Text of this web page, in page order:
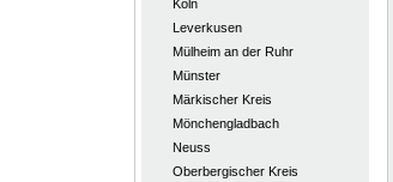
Köln
Leverkusen
Mülheim an der Ruhr
Münster
Märkischer Kreis
Mönchengladbach
Neuss
Oberbergischer Kreis